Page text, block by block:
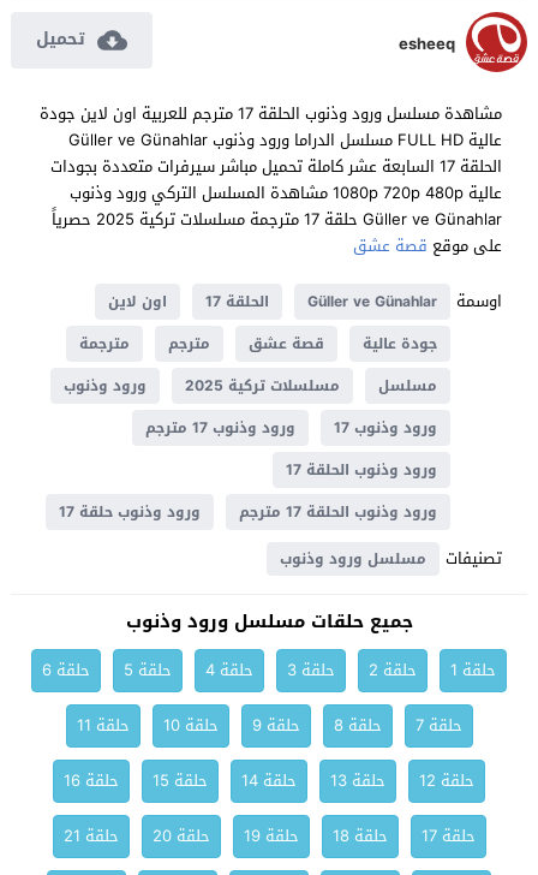
esheeq تحميل
مشاهدة مسلسل ورود وذنوب الحلقة 17 مترجم للعربية اون لاين جودة
عالية FULL HD مسلسل الدراما ورود وذنوب Güller ve Günahlar
الحلقة 17 السابعة عشر كاملة تحميل مباشر سيرفرات متعددة بجودات
عالية 1080p 720p 480p مشاهدة المسلسل التركي ورود وذنوب
Güller ve Günahlar حلقة 17 مترجمة مسلسلات تركية 2025 حصرياً
على موقع قصة عشق
اوسمة
Güller ve Günahlar الحلقة 17
اون لاين
جودة عالية
قصة عشق مترجم
مترجمة
مسلسل
مسلسلات تركية 2025
ورود وذنوب
ورود وذنوب 17
ورود وذنوب 17 مترجم
ورود وذنوب الحلقة 17
ورود وذنوب الحلقة 17 مترجم
ورود وذنوب حلقة 17
تصنيفات مسلسل ورود وذنوب
جميع حلقات مسلسل ورود وذنوب
حلقة 1 حلقة 2 حلقة 3 حلقة 4 حلقة 5
حلقة 6
حلقة 7
حلقة 8 حلقة 9 حلقة 10
حلقة 11
حلقة 12
حلقة 13 حلقة 14 حلقة 15
حلقة 16
حلقة 17
حلقة 18 حلقة 19 حلقة 20
حلقة 21